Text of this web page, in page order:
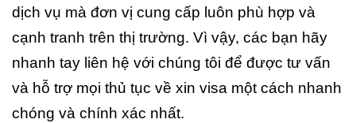
dịch vụ mà đơn vị cung cấp luôn phù hợp và
cạnh tranh trên thị trường. Vì vậy, các bạn hãy
nhanh tay liên hệ với chúng tôi để được tư vấn
và hỗ trợ mọi thủ tục về xin visa một cách nhanh
chóng và chính xác nhất.